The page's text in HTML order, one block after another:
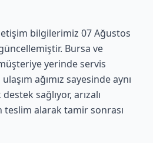
bilgilerimiz 07 Ağustos
Bursa ve
yerinde servis
ağımız sayesinde aynı
sağlıyor, arızalı
teslim alarak tamir sonrası